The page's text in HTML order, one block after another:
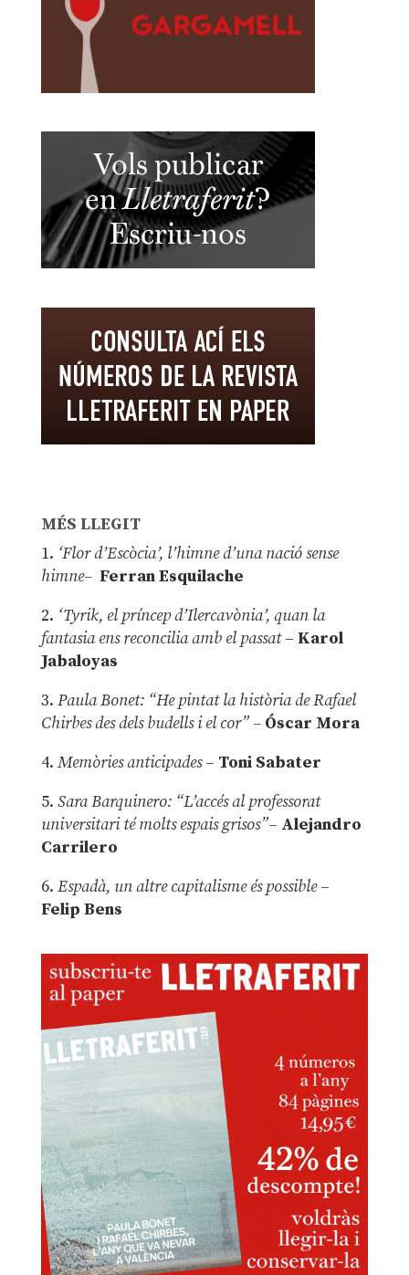
MÉS LLEGIT
1. ‘Flor d’Escòcia’, l’himne d’una nació sense
himne– Ferran Esquilache
2. ‘Tyrik, el príncep d’Ilercavònia’, quan la
fantasia ens reconcilia amb el passat– Karol
Jabaloyas
3. Paula Bonet: “He pintat la història de Rafael
Chirbes des dels budells i el cor” –Óscar Mora
4. Memòries anticipades– Toni Sabater
5. Sara Barquinero: “L’accés al professorat
universitari té molts espais grisos”– Alejandro
Carrilero
6. Espadà, un altre capitalisme és possible –
Felip Bens